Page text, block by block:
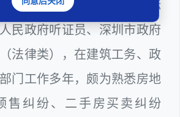
署公职律师、建设工程定标
民政府听证员、深圳市政府
法律类），在建筑工务、政
门工作多年，颇为熟悉房地
售纠纷、二手房买卖纠纷